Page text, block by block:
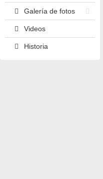
Galería de fotos
Videos
Historia